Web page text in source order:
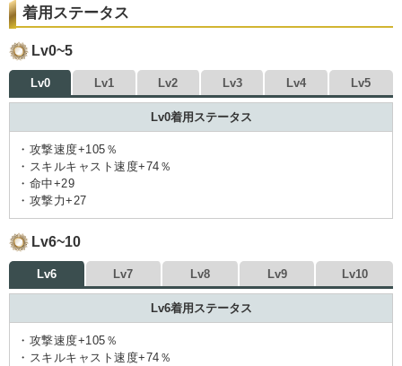
着用ステータス
Lv0~5
Lv0 Lv1 Lv2 Lv3 Lv4 Lv5
Lv0着用ステータス
・攻撃速度+105％
・スキルキャスト速度+74％
・命中+29
・攻撃力+27
Lv6~10
Lv6 Lv7 Lv8 Lv9 Lv10
Lv6着用ステータス
・攻撃速度+105％
・スキルキャスト速度+74％